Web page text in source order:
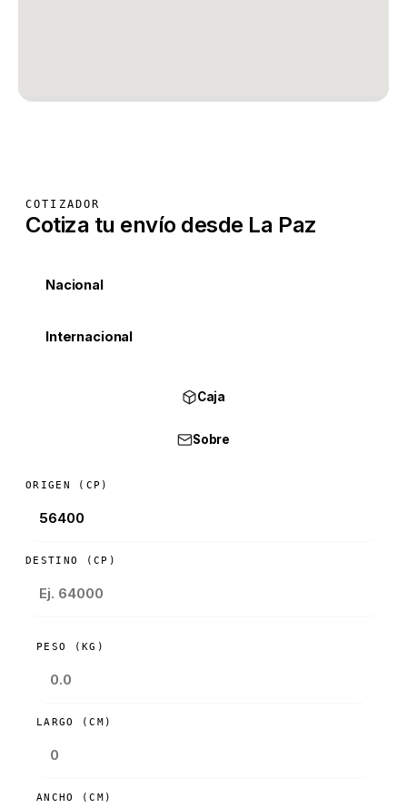
COTIZADOR
Cotiza tu envío desde La Paz
Nacional
Internacional
Caja
Sobre
ORIGEN (CP)
DESTINO (CP)
PESO (KG)
LARGO (CM)
ANCHO (CM)